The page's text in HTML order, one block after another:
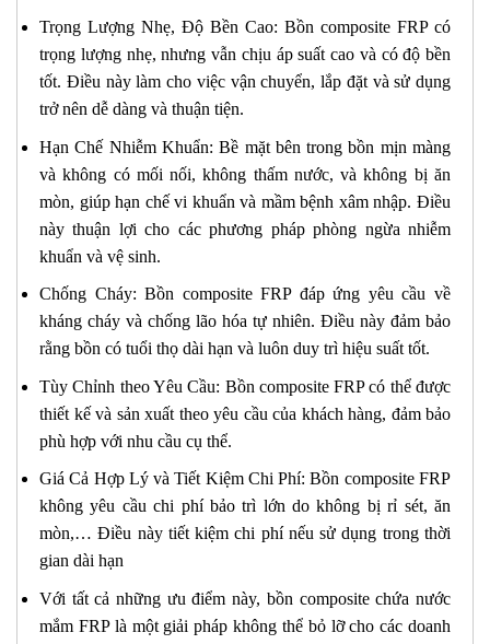
Trọng Lượng Nhẹ, Độ Bền Cao: Bồn composite FRP có
trọng lượng nhẹ, nhưng vẫn chịu áp suất cao và có độ bền
tốt. Điều này làm cho việc vận chuyển, lắp đặt và sử dụng
trở nên dễ dàng và thuận tiện.
Hạn Chế Nhiễm Khuẩn: Bề mặt bên trong bồn mịn màng
và không có mối nối, không thấm nước, và không bị ăn
mòn, giúp hạn chế vi khuẩn và mầm bệnh xâm nhập. Điều
này thuận lợi cho các phương pháp phòng ngừa nhiễm
khuẩn và vệ sinh.
Chống Cháy: Bồn composite FRP đáp ứng yêu cầu về
kháng cháy và chống lão hóa tự nhiên. Điều này đảm bảo
rằng bồn có tuổi thọ dài hạn và luôn duy trì hiệu suất tốt.
Tùy Chỉnh theo Yêu Cầu: Bồn composite FRP có thể được
thiết kế và sản xuất theo yêu cầu của khách hàng, đảm bảo
phù hợp với nhu cầu cụ thể.
Giá Cả Hợp Lý và Tiết Kiệm Chi Phí: Bồn composite FRP
không yêu cầu chi phí bảo trì lớn do không bị rỉ sét, ăn
mòn,… Điều này tiết kiệm chi phí nếu sử dụng trong thời
gian dài hạn
Với tất cả những ưu điểm này, bồn composite chứa nước
mắm FRP là một giải pháp không thể bỏ lỡ cho các doanh